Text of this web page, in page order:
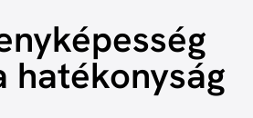
hatékonyság